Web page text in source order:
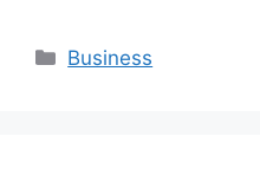
Categories
Business